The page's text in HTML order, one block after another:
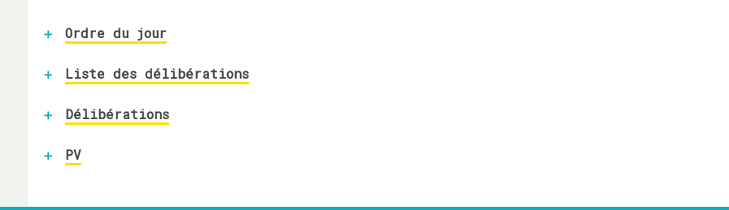
Ordre du jour
Liste des délibérations
Délibérations
PV